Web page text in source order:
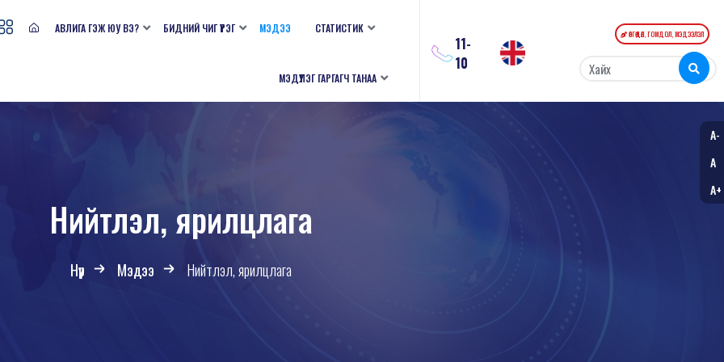
АВЛИГА ГЭЖ ЮУ ВЭ? БИДНИЙ ЧИГ ҮҮРЭГ МЭДЭЭ СТАТИСТИК
МЭДҮҮЛЭГ ГАРГАГЧ ТАНАА
11-
10
ӨРГӨДӨЛ, ГОМДОЛ, МЭДЭЭЛЭЛ
Нийтлэл, ярилцлага
Нүүр Мэдээ Нийтлэл, ярилцлага
A-
A
A+